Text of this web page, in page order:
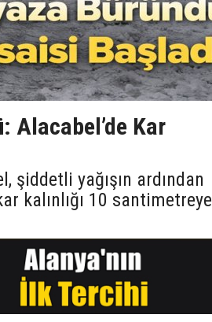
Alacabel’de Kar
şiddetli yağışın ardından
kalınlığı 10 santimetreye